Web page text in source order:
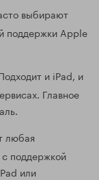
выбирают
поддержки Apple
и iPad, и
Главное
любая
поддержкой
или